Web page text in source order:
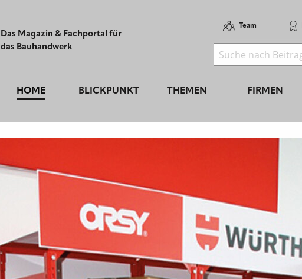
Das Magazin & Fachportal für
das Bauhandwerk
Team
HOME BLICKPUNKT THEMEN FIRMEN